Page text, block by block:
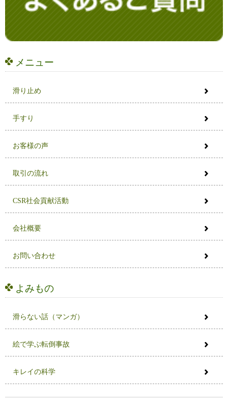
メニュー
滑り止め
手すり
お客様の声
取引の流れ
CSR社会貢献活動
会社概要
お問い合わせ
よみもの
滑らない話（マンガ）
絵で学ぶ転倒事故
キレイの科学